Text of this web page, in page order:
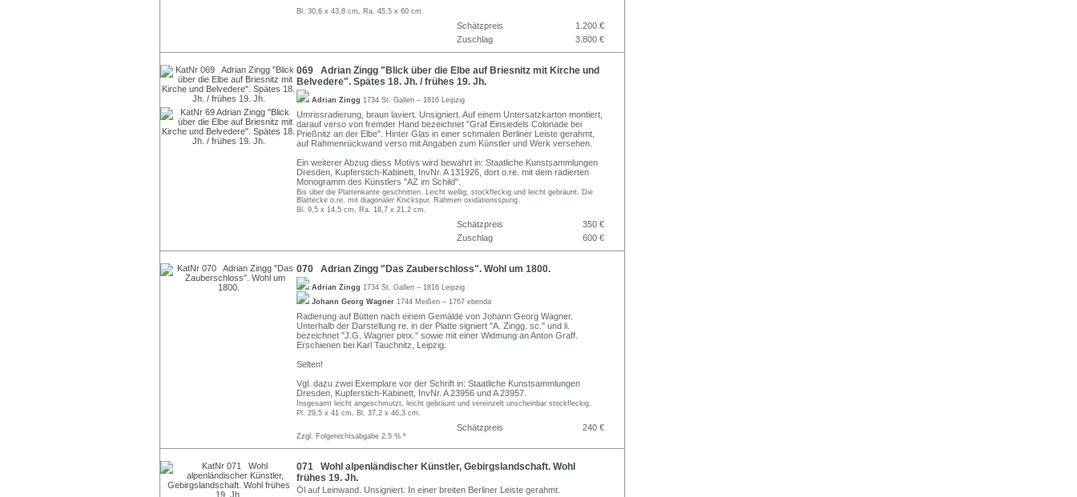
Bl. 30,6 x 43,8 cm, Ra. 45,5 x 60 cm.
Schätzpreis
1.200 €
Zuschlag
3.800 €
069 Adrian Zingg "Blick über die Elbe auf Briesnitz mit Kirche und
Belvedere". Spätes 18. Jh. / frühes 19. Jh.
Adrian Zingg 1734 St. Gallen – 1816 Leipzig
Umrissradierung, braun laviert. Unsigniert. Auf einem Untersatzkarton montiert,
darauf verso von fremder Hand bezeichnet "Graf Einsiedels Colonade bei
Prießnitz an der Elbe". Hinter Glas in einer schmalen Berliner Leiste gerahmt,
auf Rahmenrückwand verso mit Angaben zum Künstler und Werk versehen.
Ein weiterer Abzug diess Motivs wird bewahrt in: Staatliche Kunstsammlungen
Dresden, Kupferstich-Kabinett, InvNr. A 131926, dort o.re. mit dem radierten
Monogramm des Künstlers "AZ im Schild".
Bis über die Plattenkante geschnitten. Leicht wellig, stockfleckig und leicht gebräunt. Die
Blattecke o.re. mit diagonaler Knickspur. Rahmen oxidationsspurig.
Bl. 9,5 x 14,5 cm, Ra. 18,7 x 21,2 cm.
Schätzpreis
350 €
Zuschlag
600 €
070 Adrian Zingg "Das Zauberschloss". Wohl um 1800.
Adrian Zingg 1734 St. Gallen – 1816 Leipzig
Johann Georg Wagner 1744 Meißen – 1767 ebenda
Radierung auf Bütten nach einem Gemälde von Johann Georg Wagner.
Unterhalb der Darstellung re. in der Platte signiert "A. Zingg. sc." und li.
bezeichnet "J.G. Wagner pinx." sowie mit einer Widmung an Anton Graff.
Erschienen bei Karl Tauchnitz, Leipzig.
Selten!
Vgl. dazu zwei Exemplare vor der Schrift in: Staatliche Kunstsammlungen
Dresden, Kupferstich-Kabinett, InvNr. A 23956 und A 23957.
Insgesamt leicht angeschmutzt, leicht gebräunt und vereinzelt unscheinbar stockfleckig.
Pl. 29,5 x 41 cm, Bl. 37,2 x 46,3 cm.
Schätzpreis 240 €
Zzgl. Folgerechtsabgabe 2.5 % *
071 Wohl alpenländischer Künstler, Gebirgslandschaft. Wohl
frühes 19. Jh.
Öl auf Leinwand. Unsigniert. In einer breiten Berliner Leiste gerahmt.